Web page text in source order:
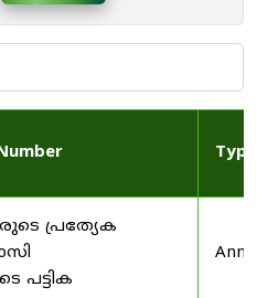
Type
പ്രത്യേക
പട്ടിക